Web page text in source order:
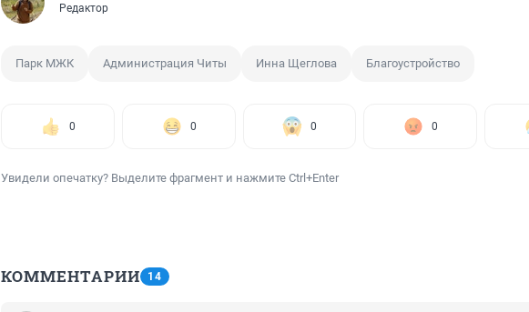
Редактор
Парк МЖК Администрация Читы Инна Щеглова Благоустройство
0 0 0 0
Увидели опечатку? Выделите фрагмент и нажмите Ctrl+Enter
КОММЕНТАРИИ 14